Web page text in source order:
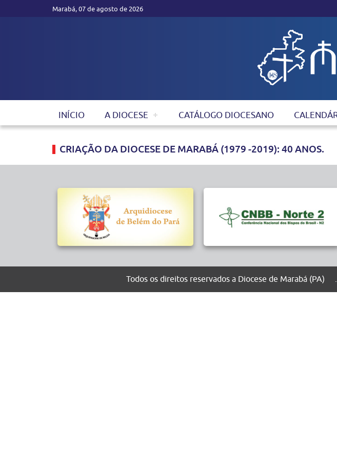
Marabá, 07 de agosto de 2026
INÍCIO A DIOCESE CATÁLOGO DIOCESANO
CRIAÇÃO DA DIOCESE DE MARABÁ (1979 -2019): 40 ANOS.
Todos os direitos reservados a Diocese de Marabá